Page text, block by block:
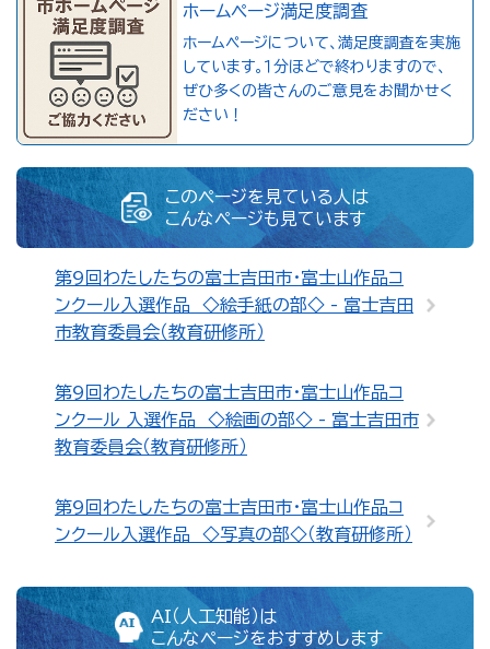
ホームページ満足度調査
ホームページについて、満足度調査を実施
しています。１分ほどで終わりますので、
ぜひ多くの皆さんのご意見をお聞かせく
ださい！
このページを見ている人は
こんなページも見ています
第9回わたしたちの富士吉田市・富士山作品コ
ンクール入選作品 ◇絵手紙の部◇ - 富士吉田
市教育委員会（教育研修所）
第9回わたしたちの富士吉田市・富士山作品コ
ンクール 入選作品 ◇絵画の部◇ - 富士吉田市
教育委員会（教育研修所）
第9回わたしたちの富士吉田市・富士山作品コ
ンクール入選作品 ◇写真の部◇（教育研修所）
AI（人工知能）は
こんなページをおすすめします